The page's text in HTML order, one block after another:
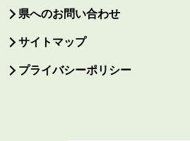
県へのお問い合わせ
サイトマップ
プライバシーポリシー